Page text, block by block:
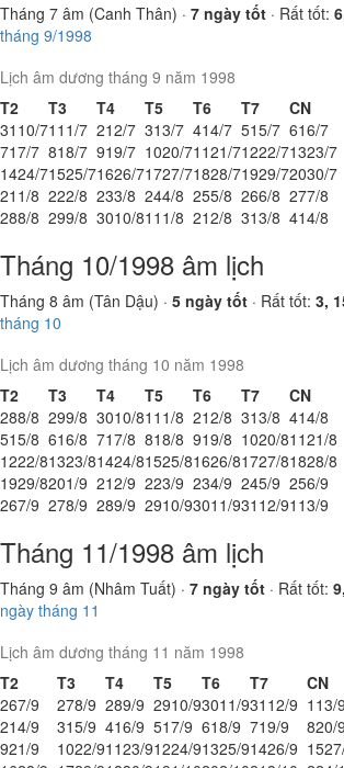
Tháng 7 âm (Canh Thân) · 7 ngày tốt · Rất tốt:
tháng 9/1998
Lịch âm dương tháng 9 năm 1998
T2
T3 T4 T5 T6 T7
CN
31 10/71 11/7 212/7 313/7 414/7 515/7 616/7
717/7 818/7 919/7 1020/71121/71222/71323/7
1424/71525/71626/71727/71828/71929/72030/7
21 1/8 222/8 233/8 244/8 255/8 266/8 277/8
288/8 299/8 3010/81 11/8 212/8 313/8 414/8
Tháng 10/1998 âm lịch
Tháng 8 âm (Tân Dậu) · 5 ngày tốt · Rất tốt: 3,
tháng 10
Lịch âm dương tháng 10 năm 1998
T2
T3 T4 T5 T6 T7
CN
288/8 299/8 3010/81 11/8 212/8 313/8 414/8
515/8 616/8 717/8 818/8 919/8 1020/81121/8
1222/81323/81424/81525/81626/81727/81828/8
1929/8201/9 212/9 223/9 234/9 245/9 256/9
267/9 278/9 289/9 2910/93011/931 12/91 13/9
Tháng 11/1998 âm lịch
Tháng 9 âm (Nhâm Tuất) · 7 ngày tốt · Rất tốt:
ngày tháng 11
Lịch âm dương tháng 11 năm 1998
T2
T3 T4 T5 T6 T7
CN
267/9 278/9 289/9 2910/93011/931 12/9 1 13/9
214/9 315/9 416/9 517/9 618/9 719/9 820/9
921/9 1022/91123/91224/91325/91426/9 15